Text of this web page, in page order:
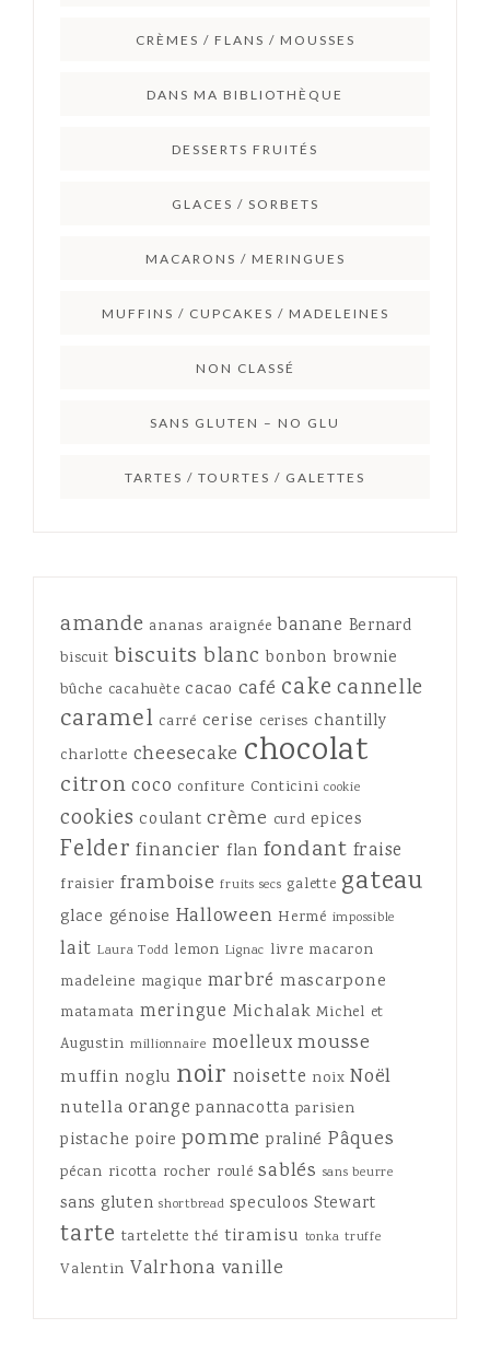
CRÈMES / FLANS / MOUSSES
DANS MA BIBLIOTHÈQUE
DESSERTS FRUITÉS
GLACES / SORBETS
MACARONS / MERINGUES
MUFFINS / CUPCAKES / MADELEINES
NON CLASSÉ
SANS GLUTEN – NO GLU
TARTES / TOURTES / GALETTES
amande ananas araignée banane Bernard
biscuit biscuits blanc bonbon brownie
bûche cacahuète cacao café cake cannelle
caramel carré cerise cerises chantilly
charlotte cheesecake chocolat
citron coco confiture Conticini cookie
cookies coulant crème curd epices
Felder financier flan fondant fraise
fraisier framboise fruits secs galette gateau
glace génoise Halloween Hermé impossible
lait Laura Todd lemon Lignac livre macaron
madeleine magique marbré mascarpone
matamata meringue Michalak Michel et
Augustin millionnaire moelleux mousse
muffin noglu noir noisette noix Noël
nutella orange pannacotta parisien
pistache poire pomme praliné Pâques
pécan ricotta rocher roulé sablés sans beurre
sans gluten shortbread speculoos Stewart
tarte tartelette thé tiramisu tonka truffe
Valentin Valrhona vanille